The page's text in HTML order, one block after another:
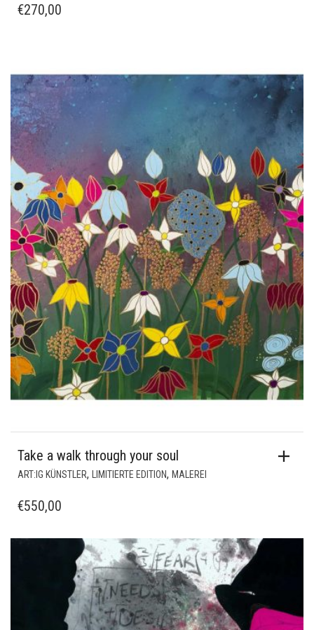
€270,00
Take a walk through your soul
ART:IG KÜNSTLER, LIMITIERTE EDITION, MALEREI
€550,00